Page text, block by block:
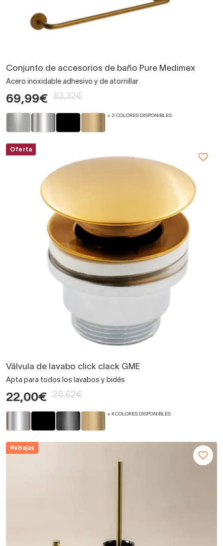
Conjunto de accesorios de baño Pure Medimex
Acero inoxidable adhesivo y de atornillar
69,99€ 83,32€
+ 2 COLORES DISPONIBLES
Oferta
Válvula de lavabo click clack GME
Apta para todos los lavabos y bidés
22,00€ 26,62€
+ 4 COLORES DISPONIBLES
Rebajas